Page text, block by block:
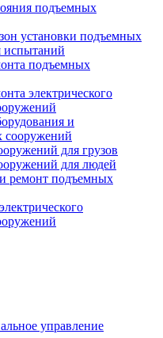
подъемных
установки подъемных
испытаний
подъемных
электрического
и
сооружений
для грузов
для людей
ремонт подъемных
управление